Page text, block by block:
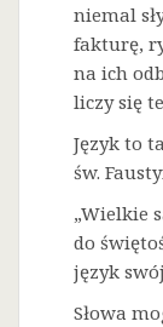
niemal
fakturę,
na ich
liczy się
Język to
św.
„Wielkie
do
język
Słowa